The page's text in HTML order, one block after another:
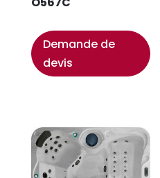
Demande de
devis